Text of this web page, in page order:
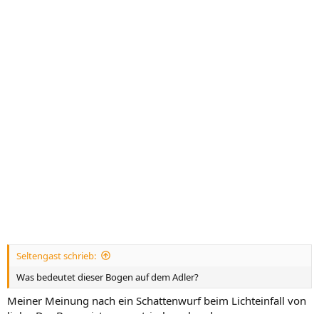
Seltengast schrieb:
Was bedeutet dieser Bogen auf dem Adler?
Meiner Meinung nach ein Schattenwurf beim Lichteinfall von